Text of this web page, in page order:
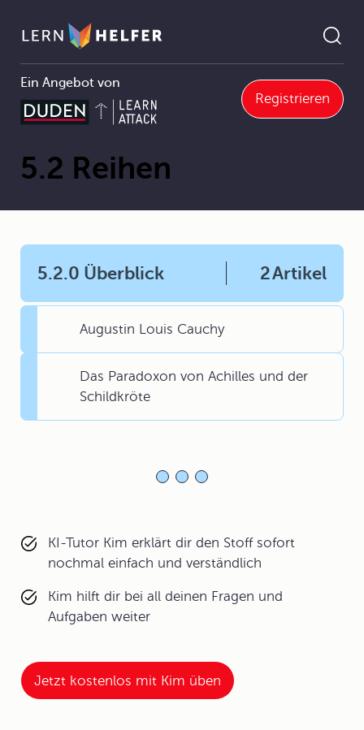
Ein Angebot von
Registrieren
Pfadnavigation
Mathematik Abitur 5 Grenzwerte und Stetigkeit 5.2 Reihen
5.2 Reihen
5.2.0 Überblick 2Artikel
Augustin Louis Cauchy
Das Paradoxon von Achilles und der
Schildkröte
KI-Tutor Kim erklärt dir den Stoff sofort
nochmal einfach und verständlich
Kim hilft dir bei all deinen Fragen und
Aufgaben weiter
Jetzt kostenlos mit Kim üben